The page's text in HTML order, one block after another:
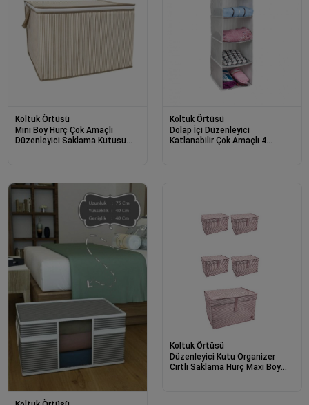
Koltuk Örtüsü
Mini Boy Hurç Çok Amaçlı
Düzenleyici Saklama Kutusu
Koltuk Örtüsü
Dolap İçi Düzenleyici
Katlanabilir Çok Amaçlı 4
Koltuk Örtüsü
Düzenleyici Kutu Organizer
Cırtlı Saklama Hurç Maxi Boy